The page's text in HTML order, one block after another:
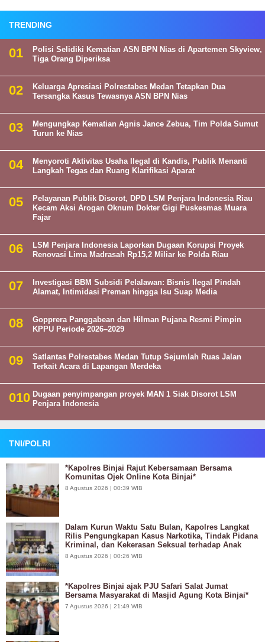
TRENDING
Polisi Selidiki Kematian ASN BPN Nias di Apartemen Skyview,
Tiga Orang Diperiksa
Keluarga Apresiasi Polrestabes Medan Tetapkan Dua
Tersangka Kasus Tewasnya ASN BPN Nias
Mengungkap Kematian Agnis Jance Zebua, Tim Polda Sumut
Turun ke Nias
Menyoroti Aktivitas Usaha Ilegal di Kandis, Publik Menanti
Langkah Tegas dan Ruang Klarifikasi Aparat
Pelayanan Publik Disorot, DPD LSM Penjara Indonesia Riau
Kecam Aksi Arogan Oknum Dokter Gigi Puskesmas Muara
Fajar
LSM Penjara Indonesia Laporkan Dugaan Korupsi Proyek
Renovasi Lima Madrasah Rp15,2 Miliar ke Polda Riau
Investigasi BBM Subsidi Pelalawan: Bisnis Ilegal Pindah
Alamat, Intimidasi Preman hingga Isu Suap Media
Gopprera Panggabean dan Hilman Pujana Resmi Pimpin
KPPU Periode 2026–2029
Satlantas Polrestabes Medan Tutup Sejumlah Ruas Jalan
Terkait Acara di Lapangan Merdeka
Dugaan penyimpangan proyek MAN 1 Siak Disorot LSM
Penjara Indonesia
TNI/POLRI
*Kapolres Binjai Rajut Kebersamaan Bersama
Komunitas Ojek Online Kota Binjai*
8 Agustus 2026 | 00:39 WIB
Dalam Kurun Waktu Satu Bulan, Kapolres Langkat
Rilis Pengungkapan Kasus Narkotika, Tindak Pidana
Kriminal, dan Kekerasan Seksual terhadap Anak
8 Agustus 2026 | 00:26 WIB
*Kapolres Binjai ajak PJU Safari Salat Jumat
Bersama Masyarakat di Masjid Agung Kota Binjai*
7 Agustus 2026 | 21:49 WIB